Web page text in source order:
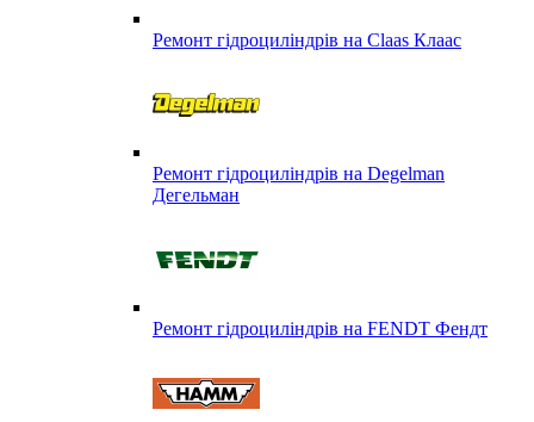
Ремонт гідроциліндрів на Claas Клаас
Ремонт гідроциліндрів на Degelman
Дегельман
Ремонт гідроциліндрів на FENDT Фендт